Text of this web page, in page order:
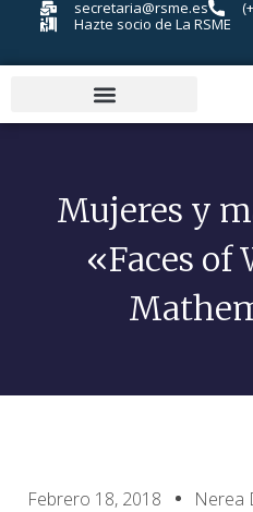
secretaria@rsme.es
Hazte socio de La RSME
Mujeres y
«Faces of
Febrero 18, 2018 Nerea